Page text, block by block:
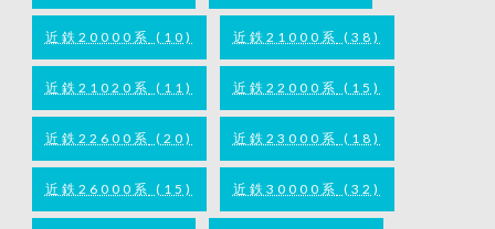
近鉄20000系 (10) 近鉄21000系 (38)
近鉄21020系 (11) 近鉄22000系 (15)
近鉄22600系 (20) 近鉄23000系 (18)
近鉄26000系 (15) 近鉄30000系 (32)